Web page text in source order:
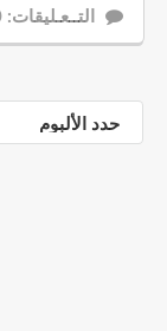
التــعـليقات: 0